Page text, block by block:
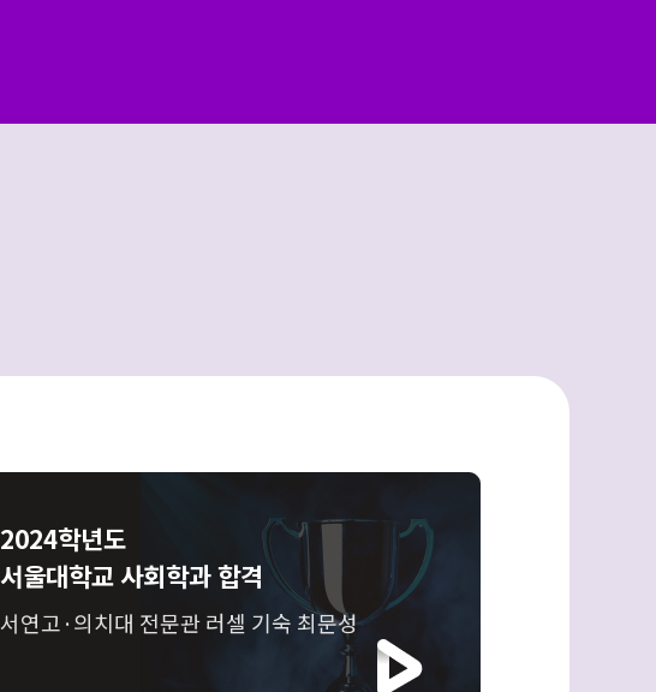
2024학년도
서울대학교 사회학과 합격
서연고·의치대 전문관 러셀 기숙 최문성